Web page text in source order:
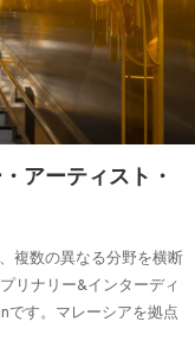
アーティスト・
複数の異なる分野を横断
リナリー&インターディ
です。マレーシアを拠点